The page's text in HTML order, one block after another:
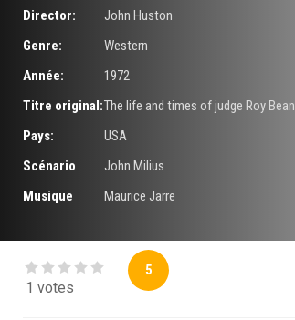
Director:
John Huston
Genre:
Western
Année:
1972
Titre original:The life and times of judge Roy Bean
Pays:
USA
Scénario
John Milius
Musique
Maurice Jarre
1 votes
5